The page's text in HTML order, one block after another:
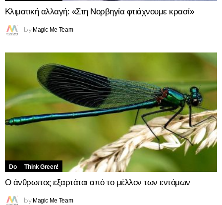
Κλιματική αλλαγή: «Στη Νορβηγία φτιάχνουμε κρασί»
by Magic Me Team
Do Think Green!
Ο άνθρωπος εξαρτάται από το μέλλον των εντόμων
by Magic Me Team